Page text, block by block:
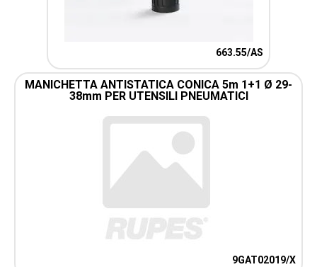
663.55/AS
MANICHETTA ANTISTATICA CONICA 5m 1+1 Ø 29-
38mm PER UTENSILI PNEUMATICI
9GAT02019/X